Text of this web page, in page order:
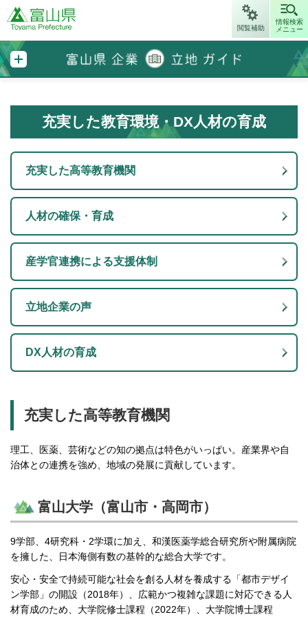
富山県
閲覧補助
情報検索
メニュー
富山県企業立地ガイド
充実した教育環境・DX人材の育成
充実した高等教育機関
人材の確保・育成
産学官連携による支援体制
立地企業の声
DX人材の育成
充実した高等教育機関
理工、医薬、芸術などの知の拠点は特色がいっぱい。産業界や自
治体との連携を強め、地域の発展に貢献しています。
富山大学（富山市・高岡市）
9学部、4研究科・2学環に加え、和漢医薬学総合研究所や附属病院
を擁した、日本海側有数の基幹的な総合大学です。
安心・安全で持続可能な社会を創る人材を養成する「都市デザイ
ン学部」の開設（2018年）、広範かつ複雑な課題に対応できる人
材育成のため、大学院修士課程（2022年）、大学院博士課程